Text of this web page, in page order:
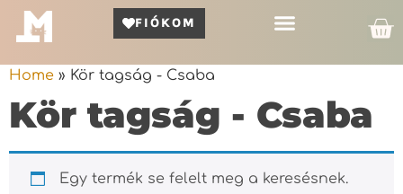
FIÓKOM
Home » Kör tagság - Csaba
Kör tagság - Csaba
Egy termék se felelt meg a keresésnek.